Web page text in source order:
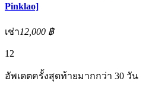
Pinklao]
เช่า12,000 ฿
12
อัพเดตครั้งสุดท้ายมากกว่า 30 วัน